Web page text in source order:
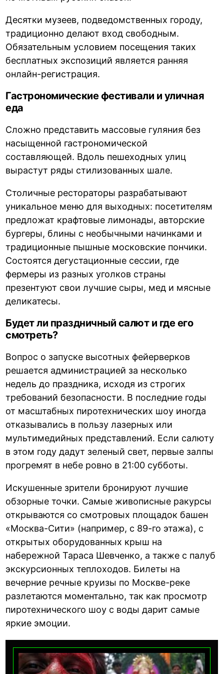
Десятки музеев, подведомственных городу,
традиционно делают вход свободным.
Обязательным условием посещения таких
бесплатных экспозиций является ранняя
онлайн-регистрация.
Гастрономические фестивали и уличная
еда
Сложно представить массовые гуляния без
насыщенной гастрономической
составляющей. Вдоль пешеходных улиц
вырастут ряды стилизованных шале.
Столичные рестораторы разрабатывают
уникальное меню для выходных: посетителям
предложат крафтовые лимонады, авторские
бургеры, блины с необычными начинками и
традиционные пышные московские пончики.
Состоятся дегустационные сессии, где
фермеры из разных уголков страны
презентуют свои лучшие сыры, мед и мясные
деликатесы.
Будет ли праздничный салют и где его
смотреть?
Вопрос о запуске высотных фейерверков
решается администрацией за несколько
недель до праздника, исходя из строгих
требований безопасности. В последние годы
от масштабных пиротехнических шоу иногда
отказывались в пользу лазерных или
мультимедийных представлений. Если салюту
в этом году дадут зеленый свет, первые залпы
прогремят в небе ровно в 21:00 субботы.
Искушенные зрители бронируют лучшие
обзорные точки. Самые живописные ракурсы
открываются со смотровых площадок башен
«Москва-Сити» (например, с 89-го этажа), с
открытых оборудованных крыш на
набережной Тараса Шевченко, а также с палуб
экскурсионных теплоходов. Билеты на
вечерние речные круизы по Москве-реке
разлетаются моментально, так как просмотр
пиротехнического шоу с воды дарит самые
яркие эмоции.